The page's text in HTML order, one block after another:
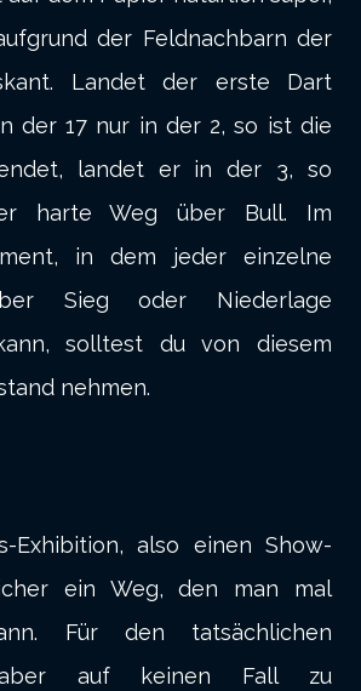
der Feldnachbarn der
Landet der erste Dart
der 17 nur in der 2, so ist die
landet er in der 3, so
harte Weg über Bull. Im
in dem jeder einzelne
Sieg oder Niederlage
solltest du von diesem
nehmen.
Exhibition, also einen Show-
ein Weg, den man mal
Für den tatsächlichen
aber auf keinen Fall zu